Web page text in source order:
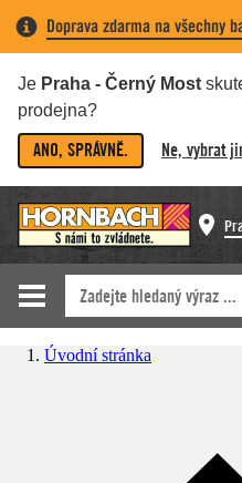
Doprava zdarma na všechny
Je Praha - Černý Most
prodejna?
ANO, SPRÁVNĚ. Ne, vybrat
Úvodní stránka